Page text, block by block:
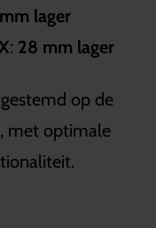
lager
: 28 mm lager
op de
met optimale